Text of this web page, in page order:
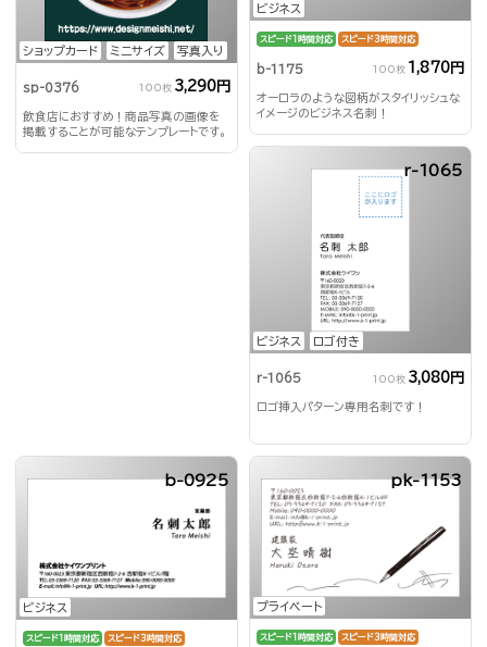
ショップカード ミニサイズ 写真入り
sp-0376 100枚 3,290円
飲食店におすすめ！商品写真の画像を
掲載することが可能なテンプレートです。
ビジネス
スピード1時間対応 スピード3時間対応
b-1175 100枚 1,870円
オーロラのような図柄がスタイリッシュな
イメージのビジネス名刺！
ビジネス ロゴ付き
r-1065
r-1065 100枚 3,080円
ロゴ挿入パターン専用名刺です！
ビジネス
b-0925
スピード1時間対応 スピード3時間対応
プライベート
pk-1153
スピード1時間対応 スピード3時間対応